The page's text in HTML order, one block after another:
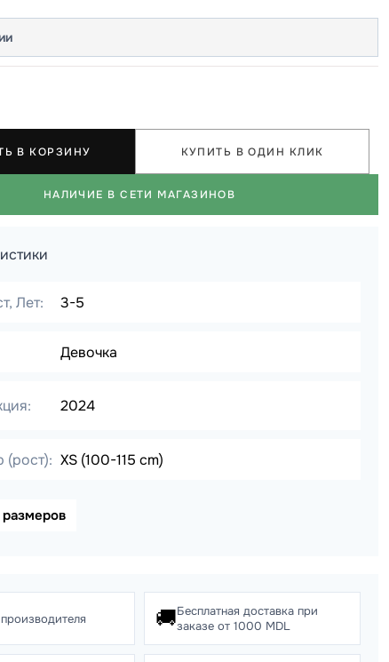
В КОРЗИНУ КУПИТЬ В ОДИН КЛИК
НАЛИЧИЕ В СЕТИ МАГАЗИНОВ
Лет: 3-5
Девочка
2024
(рост): XS (100-115 cm)
размеров
🚚Бесплатная доставка при
заказе от 1000 MDL